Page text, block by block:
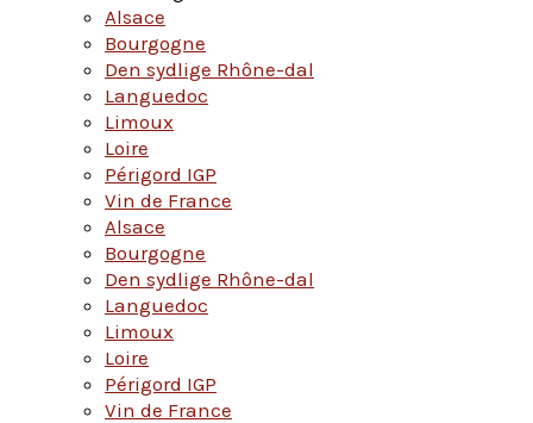
Alsace
Bourgogne
Den sydlige Rhône-dal
Languedoc
Limoux
Loire
Périgord IGP
Vin de France
Alsace
Bourgogne
Den sydlige Rhône-dal
Languedoc
Limoux
Loire
Périgord IGP
Vin de France